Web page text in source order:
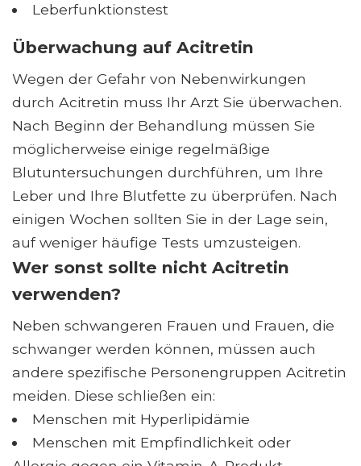
Leberfunktionstest
Überwachung auf Acitretin
Wegen der Gefahr von Nebenwirkungen
durch Acitretin muss Ihr Arzt Sie überwachen.
Nach Beginn der Behandlung müssen Sie
möglicherweise einige regelmäßige
Blutuntersuchungen durchführen, um Ihre
Leber und Ihre Blutfette zu überprüfen. Nach
einigen Wochen sollten Sie in der Lage sein,
auf weniger häufige Tests umzusteigen.
Wer sonst sollte nicht Acitretin
verwenden?
Neben schwangeren Frauen und Frauen, die
schwanger werden können, müssen auch
andere spezifische Personengruppen Acitretin
meiden. Diese schließen ein:
Menschen mit Hyperlipidämie
Menschen mit Empfindlichkeit oder